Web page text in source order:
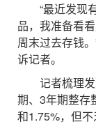
“最近发现有
品，我准备看
周末过去存钱
诉记者。
记者梳理发
期、3年期整存
和1.75%，但不